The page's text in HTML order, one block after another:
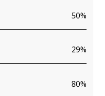
50%
29%
80%